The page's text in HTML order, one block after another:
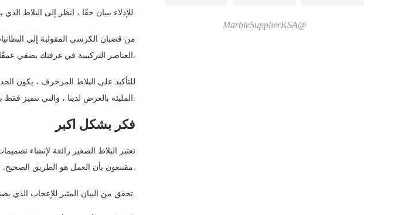
للإدلاء ببيان حقًا ، انظر إلى البلاط الذي يحتوي على عناصر الأبعاد. البلاط المتعرج والمزخرف والمخدد هو كل الغضب الآن.
من قضبان الكرسي المقولبة إلى
العناصر التركيبية في غرفتك يضفي عمقًا واهتمامًا.
للتأكيد على البلاط المزخرف ، يكون
تحقق من ذلك في مربعات Dimension المليئة بالعرض لدينا ، والتي تتميز فقط بلمحة من اللون الرمادي.
فكر بشكل اكبر
تعتبر البلاط الصغير رائعة لإنشاء
مقتنعون بأن العمل هو الطريق الصحيح.عن طريق العاصفة.
تحقق من البيان المثير للإعجاب الذيالكبير في الصورة أدناه.
@MarbleSupplierKSA